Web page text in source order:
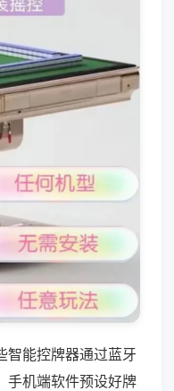
智能控牌器通过蓝牙
手机端软件预设好牌